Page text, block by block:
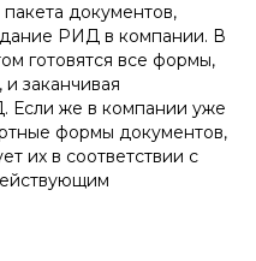
пакета документов,
РИД в компании. В
готовятся все формы,
заканчивая
же в компании уже
формы документов,
их в соответствии с